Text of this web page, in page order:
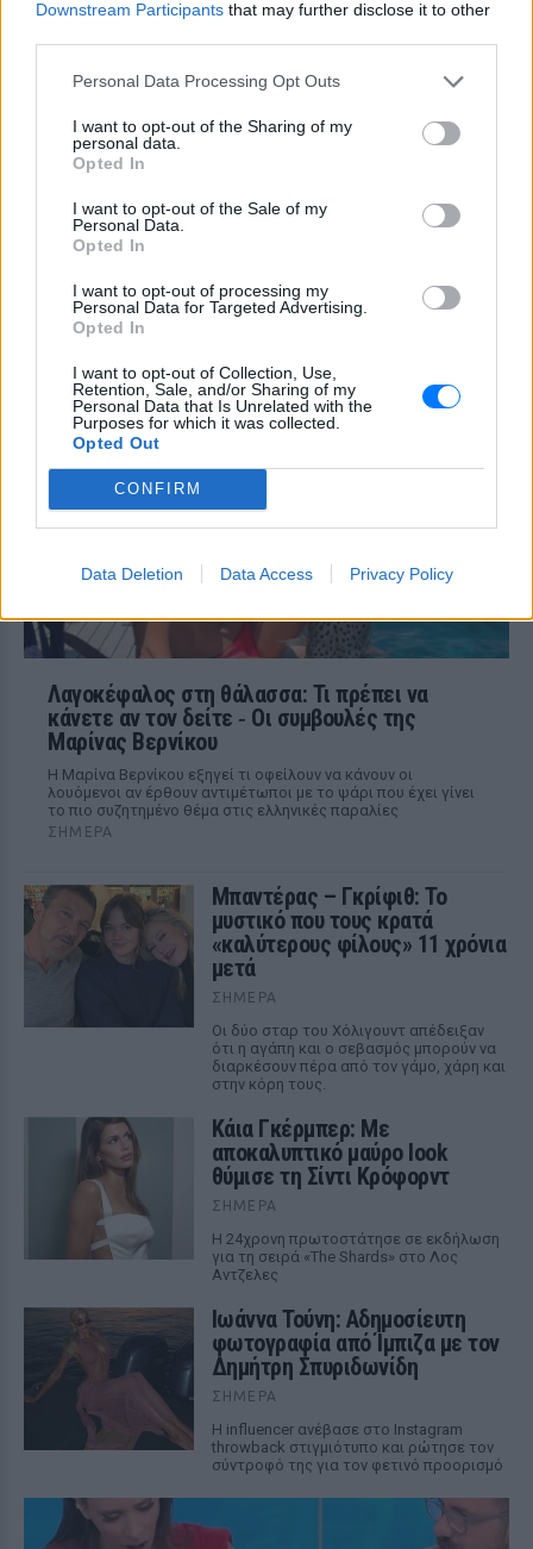
Downstream Participants that may further disclose it to other
Personal Data Processing Opt Outs
I want to opt-out of the Sharing of my
personal data.
Opted In
I want to opt-out of the Sale of my
Personal Data.
Opted In
I want to opt-out of processing my
Personal Data for Targeted Advertising.
Opted In
I want to opt-out of Collection, Use,
Retention, Sale, and/or Sharing of my
Personal Data that Is Unrelated with the
Purposes for which it was collected.
Opted Out
CONFIRM
Data Deletion Data Access Privacy Policy
Κατερίνα Παπουτσάκη: Ποζάρει
χαμογελαστή με μπικίνι στη
θάλασσα σε καλοκαιρινή
διάθεση
ποζάροντας μέσα στο νερό με τα αγόρια
Charlize Theron: Η «Καλυψώ»
κλείνει τα 51 ‑ H ζωή και ο
ρόλος που άλλαξε τα πάντα για
ΣΉΜΕΡΑ
Από το Όσκαρ για το Monster μέχρι τη
μυθική Καλυψώ στην «Οδύσσεια» του
51 χρόνια ζωής και μια καριέρα χωρίς
Λαγοκέφαλος στη θάλασσα: Τι πρέπει να
κάνετε αν τον δείτε ‑ Οι συμβουλές της
Μαρίνας Βερνίκου
Η Μαρίνα Βερνίκου εξηγεί τι οφείλουν να κάνουν οι
λουόμενοι αν έρθουν αντιμέτωποι με το ψάρι που έχει γίνει
το πιο συζητημένο θέμα στις ελληνικές παραλίες
ΣΉΜΕΡΑ
Μπαντέρας – Γκρίφιθ: Το
μυστικό που τους κρατά
«καλύτερους φίλους» 11 χρόνια
μετά
ΣΉΜΕΡΑ
Οι δύο σταρ του Χόλιγουντ απέδειξαν
ότι η αγάπη και ο σεβασμός μπορούν να
διαρκέσουν πέρα από τον γάμο, χάρη και
στην κόρη τους.
Κάια Γκέρμπερ: Με
αποκαλυπτικό μαύρο look
θύμισε τη Σίντι Κρόφορντ
ΣΉΜΕΡΑ
Η 24χρονη πρωτοστάτησε σε εκδήλωση
για τη σειρά «The Shards» στο Λος
Αντζελες
Ιωάννα Τούνη: Αδημοσίευτη
φωτογραφία από Ίμπιζα με τον
Δημήτρη Σπυριδωνίδη
ΣΉΜΕΡΑ
Η influencer ανέβασε στο Instagram
throwback στιγμιότυπο και ρώτησε τον
σύντροφό της για τον φετινό προορισμό